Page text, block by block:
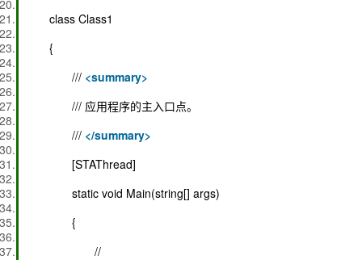
class Class1
{
/// <summary>
/// 应用程序的主入口点。
/// </summary>
[STAThread]
static void Main(string[] args)
{
//